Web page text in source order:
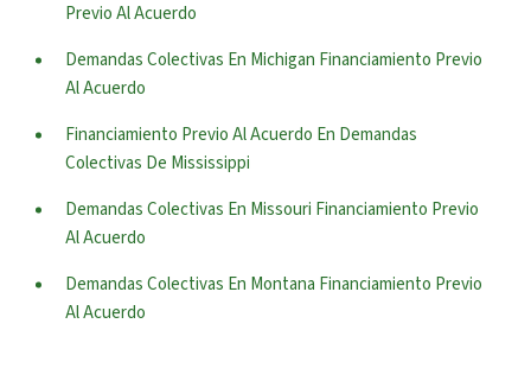
Previo Al Acuerdo
Demandas Colectivas En Michigan Financiamiento Previo
Al Acuerdo
Financiamiento Previo Al Acuerdo En Demandas
Colectivas De Mississippi
Demandas Colectivas En Missouri Financiamiento Previo
Al Acuerdo
Demandas Colectivas En Montana Financiamiento Previo
Al Acuerdo